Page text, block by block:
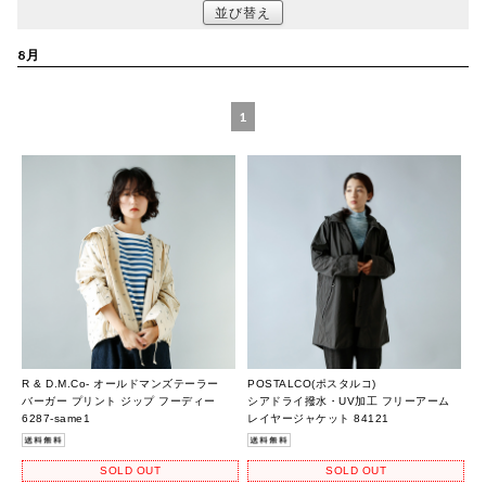
並び替え
8月
1
R & D.M.Co- オールドマンズテーラー
バーガー プリント ジップ フーディー
6287-same1
SOLD OUT
POSTALCO(ポスタルコ)
シアドライ撥水・UV加工 フリーアーム
レイヤージャケット 84121
SOLD OUT